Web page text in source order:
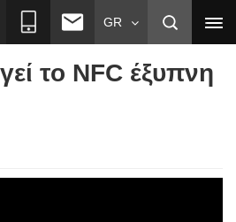
GR
το NFC έξυπνη